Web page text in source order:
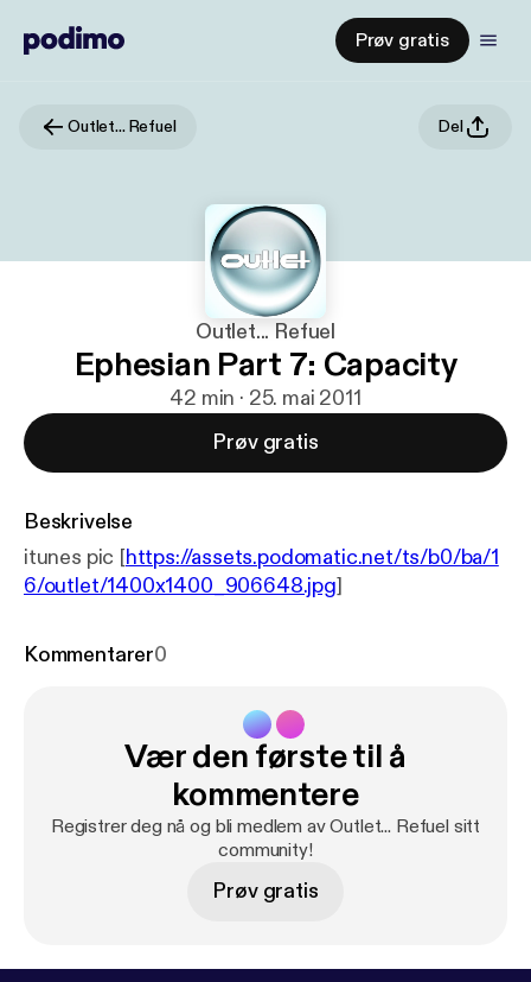
Prøv gratis
Outlet... Refuel Del
Outlet... Refuel
Ephesian Part 7: Capacity
42 min · 25. mai 2011
Prøv gratis
Beskrivelse
itunes pic [https://assets.podomatic.net/ts/b0/ba/1
6/outlet/1400x1400_906648.jpg]
Kommentarer0
Vær den første til å
kommentere
Registrer deg nå og bli medlem av Outlet... Refuel sitt
community!
Prøv gratis